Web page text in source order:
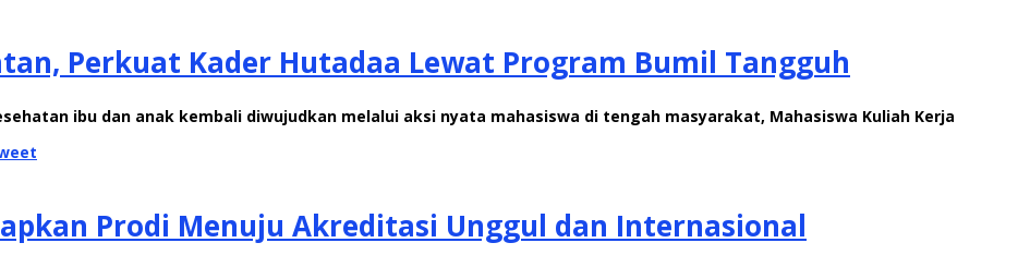
Perkuat Kader Hutadaa Lewat Program Bumil Tangguh
ibu dan anak kembali diwujudkan melalui aksi nyata mahasiswa di tengah masyarakat, Mahasiswa Kuliah Kerja
Prodi Menuju Akreditasi Unggul dan Internasional